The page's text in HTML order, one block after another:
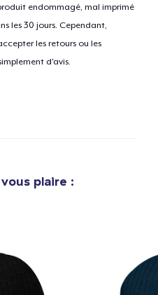
endommagé, mal imprimé
les 30 jours. Cependant,
les retours ou les
d'avis.
plaire :